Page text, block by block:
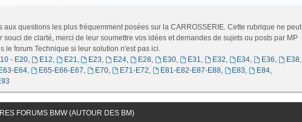
aux questions les plus fréquemment posées sur la CARROSSERIE. Cette rubrique ne peut
de clarté, merci de leur soumettre vos idées et demandes de sujets ou posts par MP
le forum Technique si leur solution n'est pas ici.
- E20, E12, E21, E23, E24, E28, E30, E31, E32, E34, E36, E38,
E63-E64, E65-E66-E67, E70, E71-E72, E81-E82-E87-E88, E83, E84,
FORUMS BMW (AUTOUR DES BM)